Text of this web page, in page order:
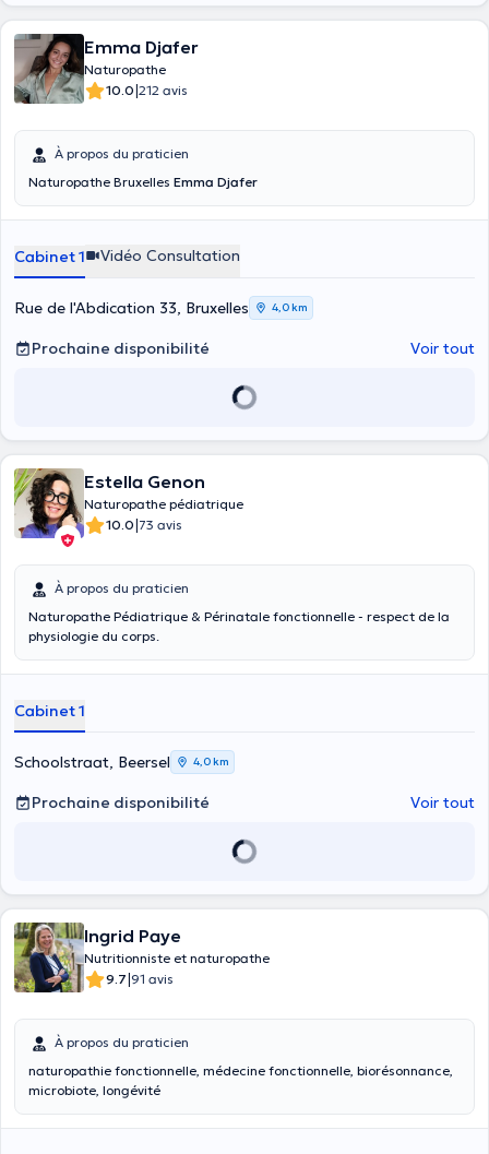
Emma Djafer
Naturopathe
10.0|212 avis
À propos du praticien
Naturopathe Bruxelles Emma Djafer
Cabinet 1 Vidéo Consultation
Rue de l'Abdication 33, Bruxelles 4,0 km
Prochaine disponibilité Voir tout
Estella Genon
Naturopathe pédiatrique
10.0|73 avis
À propos du praticien
Naturopathe Pédiatrique & Périnatale fonctionnelle - respect de la
physiologie du corps.
Cabinet 1
Schoolstraat, Beersel 4,0 km
Prochaine disponibilité Voir tout
Ingrid Paye
Nutritionniste et naturopathe
9.7|91 avis
À propos du praticien
naturopathie fonctionnelle, médecine fonctionnelle, biorésonnance,
microbiote, longévité